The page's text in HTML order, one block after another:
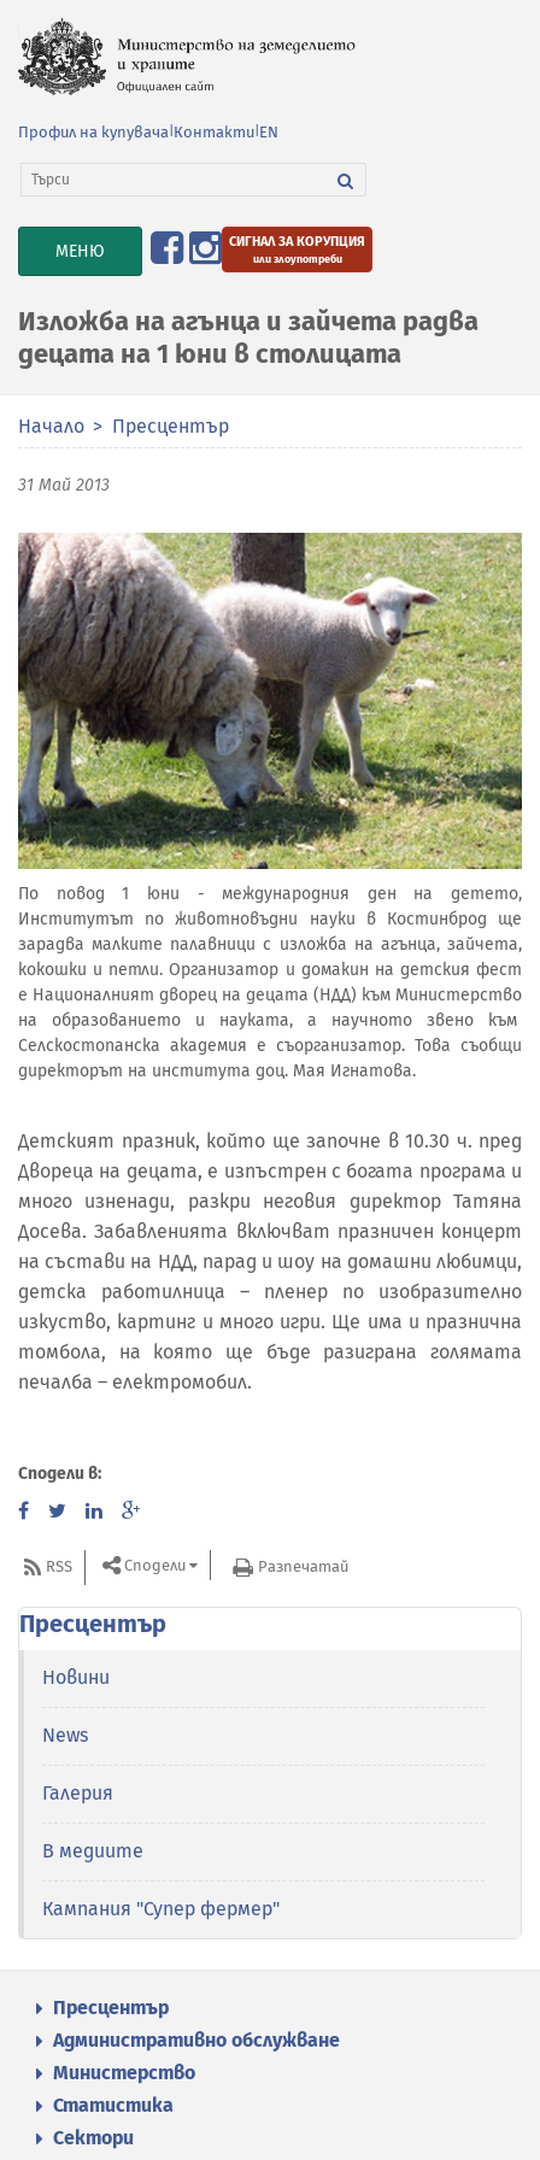
Профил на купувача Контакти EN
TOGGLE
NAVIGATION
МЕНЮ СИГНАЛ ЗА КОРУПЦИЯ
или злоупотреби
Изложба на агънца и зайчета радва
децата на 1 юни в столицата
Начало Пресцентър
31 Май 2013
По повод 1 юни - международния ден на детето,
Институтът по животновъдни науки в Костинброд ще
зарадва малките палавници с изложба на агънца, зайчета,
кокошки и петли. Организатор и домакин на детския фест
е Националният дворец на децата (НДД) към Министерство
на образованието и науката, а научното звено към
Селскостопанска академия е съорганизатор. Това съобщи
директорът на института доц. Мая Игнатова.
Детският празник, който ще започне в 10.30 ч. пред
Двореца на децата, е изпъстрен с богата програма и
много изненади, разкри неговия директор Татяна
Досева. Забавленията включват празничен концерт
на състави на НДД, парад и шоу на домашни любимци,
детска работилница – пленер по изобразително
изкуство, картинг и много игри. Ще има и празнична
томбола, на която ще бъде разиграна голямата
печалба – електромобил.
Сподели в:
RSS Сподели Разпечатай
Пресцентър
Новини
News
Галерия
В медиите
Кампания "Супер фермер"
Пресцентър
Административно обслужване
Министерство
Статистика
Сектори